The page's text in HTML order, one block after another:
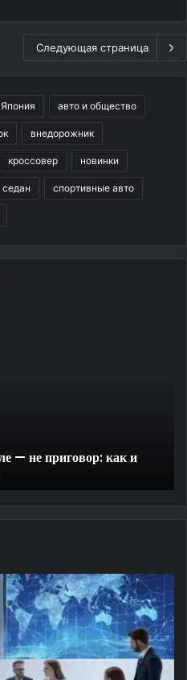
Следующая страница
Япония авто и общество
внедорожник
кроссовер новинки
седан спортивные авто
— не приговор: как и